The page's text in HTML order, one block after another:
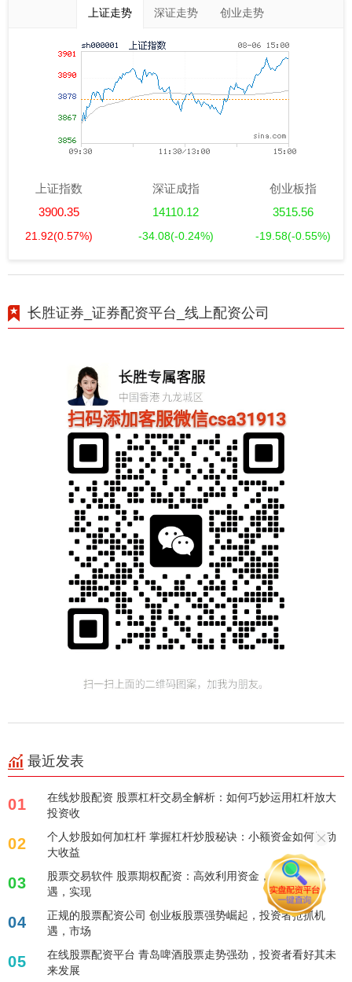
上证走势 深证走势 创业走势
上证指数
3900.35
21.92(0.57%)
深证成指
14110.12
-34.08(-0.24%)
创业板指
3515.56
-19.58(-0.55%)
长胜证券_证券配资平台_线上配资公司
最近发表
01
在线炒股配资 股票杠杆交易全解析：如何巧妙运用杠杆放大
投资收
02
个人炒股如何加杠杆 掌握杠杆炒股秘诀：小额资金如何撬动
大收益
03
股票交易软件 股票期权配资：高效利用资金，把握市场机
遇，实现
04
正规的股票配资公司 创业板股票强势崛起，投资者抢抓机
遇，市场
05
在线股票配资平台 青岛啤酒股票走势强劲，投资者看好其未
来发展